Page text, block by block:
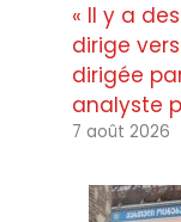
« Il y a
dirige vers
dirigée
analyste
7 août 2026